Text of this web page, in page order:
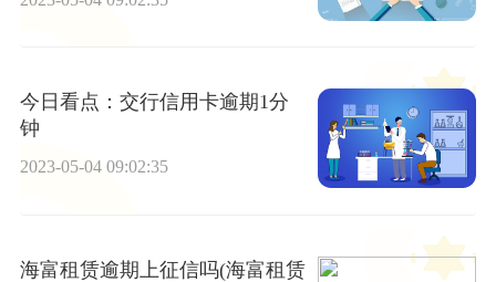
今日看点：交行信用卡逾期1分
钟
2023-05-04 09:02:35
海富租赁逾期上征信吗(海富租赁